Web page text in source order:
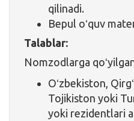
qilinadi.
Bepul oʻquv
Talablar:
Nomzodlarga
Oʻzbekiston,
Tojikiston yoki
yoki rezidentlari